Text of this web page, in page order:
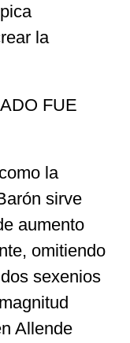
la
FUE
la
sirve
aumento
omitiendo
sexenios
Allende